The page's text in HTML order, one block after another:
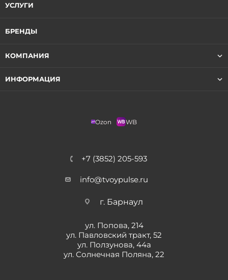
УСЛУГИ
БРЕНДЫ
КОМПАНИЯ
ИНФОРМАЦИЯ
Ozon WB
+7 (3852) 205-593
info@tvoypulse.ru
г. Барнаул
ул. Попова, 214
ул. Павловский тракт, 52
ул. Ползунова, 44а
ул. Солнечная Поляна, 22